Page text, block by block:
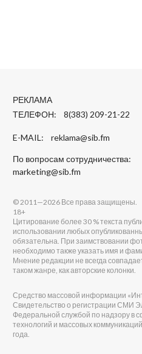
РЕКЛАМА
ТЕЛЕФОН: 8(383) 209-21-22
E-MAIL: reklama@sib.fm
По вопросам сотрудничества:
marketing@sib.fm
© 2011—2026 Все права защищены.
18+
Цитирование более 30 % текста
использовании любых
обязательна. При заимствовании
необходимо также указать имя и
Мнение редакции не всегда
таком жанре, как авторские колонки.
Средство массовой информации
Свидетельство о регистрации СМИ
Федеральной службой по надзору в
технологий и массовых
года.